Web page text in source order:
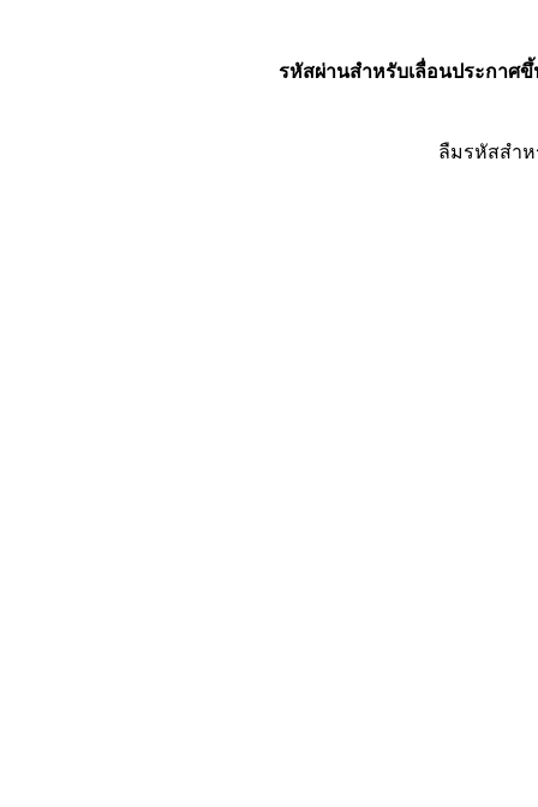
รหัสผ่านสำหรับเลื่อนประกาศขึ้
ลืมรหัสสำ